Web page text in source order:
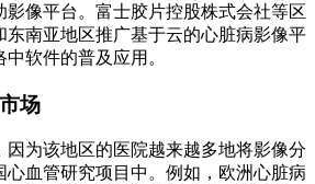
影像平台。富士胶片控股株式会社等区
东南亚地区推广基于云的心脏病影像平
软件的普及应用。
场
因为该地区的医院越来越多地将影像分
心血管研究项目中。例如，欧洲心脏病